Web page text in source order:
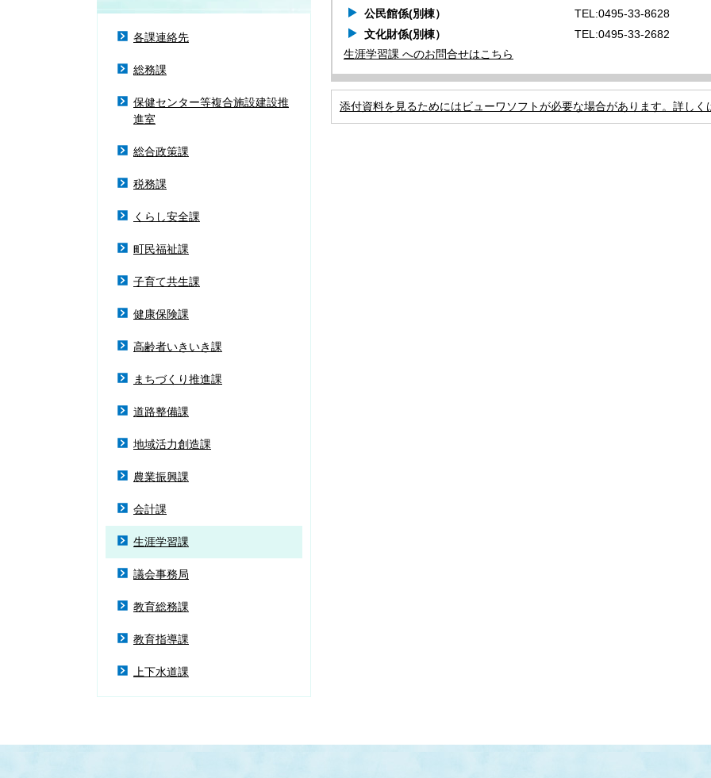
各課連絡先
総務課
保健センター等複合施設建設推
進室
総合政策課
税務課
くらし安全課
町民福祉課
子育て共生課
健康保険課
高齢者いきいき課
まちづくり推進課
道路整備課
地域活力創造課
農業振興課
会計課
生涯学習課
議会事務局
教育総務課
教育指導課
上下水道課
公民館係(別棟）
TEL:0495-33-8628
文化財係(別棟）
TEL:0495-33-2682
生涯学習課 へのお問合せはこちら
添付資料を見るためにはビューワソフトが必要な場合があります。詳し